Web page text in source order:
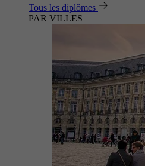
Tous les diplômes
PAR VILLES